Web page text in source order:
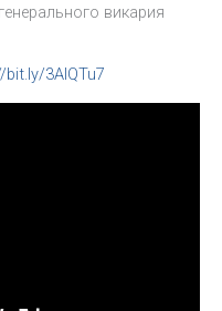
викария
3AIQTu7